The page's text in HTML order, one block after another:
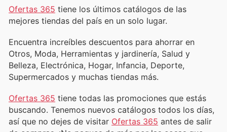
Ofertas 365 tiene los últimos catálogos de las
mejores tiendas del país en un solo lugar.
Encuentra increíbles descuentos para ahorrar en
Otros, Moda, Herramientas y jardinería, Salud y
Belleza, Electrónica, Hogar, Infancia, Deporte,
Supermercados y muchas tiendas más.
Ofertas 365 tiene todas las promociones que estás
buscando. Tenemos nuevos catálogos todos los días,
así que no dejes de visitar Ofertas 365 antes de salir